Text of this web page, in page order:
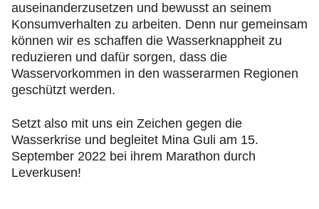
auseinanderzusetzen und bewusst an seinem
Konsumverhalten zu arbeiten. Denn nur gemeinsam
können wir es schaffen die Wasserknappheit zu
reduzieren und dafür sorgen, dass die
Wasservorkommen in den wasserarmen Regionen
geschützt werden.
Setzt also mit uns ein Zeichen gegen die
Wasserkrise und begleitet Mina Guli am 15.
September 2022 bei ihrem Marathon durch
Leverkusen!